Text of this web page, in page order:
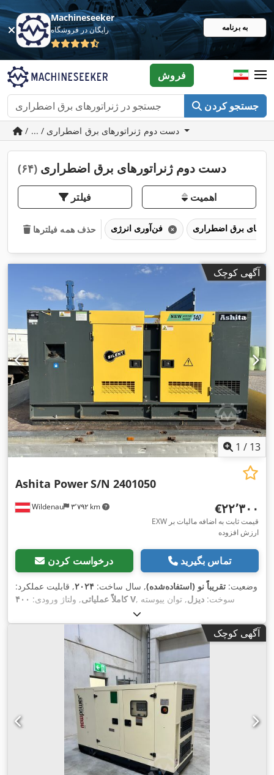
Machineseeker
رایگان در فروشگاه به برنامه
جستجو کردن
فروش
دست دوم ژنراتورهای برق اضطراری (۶۴)
فیلتر اهمیت
حذف همه فیلترها
آگهی کوچک
1 / 13
Wildenau ۳٬۷۹۲ km
Ashita PowerS/N 2401050
‎€۲۲٬۳۰۰
EXW قیمت ثابت به اضافه مالیات بر
ارزش افزوده
درخواست کردن تماس بگیرید
وضعیت: تقریباً نو (استفاده‌شده), سال ساخت: ۲۰۲۴, قابلیت عملکرد:
کاملاً عملیاتی, ولتاژ ورودی: ۴۰۰ V , سوخت: دیزل, توان پیوسته
آگهی کوچک